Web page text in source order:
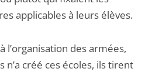
applicables à leurs élèves.
l’organisation des armées,
n’a créé ces écoles, ils tirent